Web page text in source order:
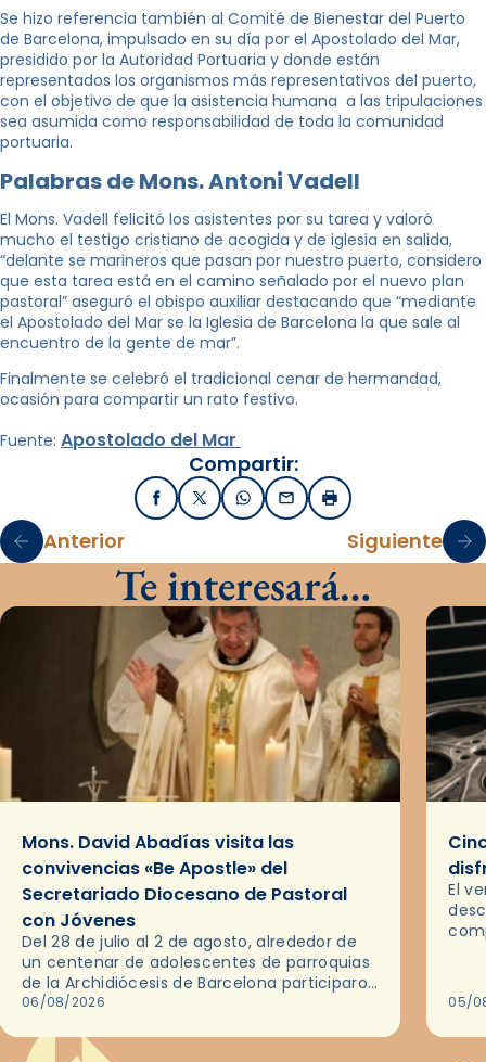
Se hizo referencia también al Comité de Bienestar del Puerto
de Barcelona, impulsado en su día por el Apostolado del Mar,
presidido por la Autoridad Portuaria y donde están
representados los organismos más representativos del puerto,
con el objetivo de que la asistencia humana a las tripulaciones
sea asumida como responsabilidad de toda la comunidad
portuaria.
Palabras de Mons. Antoni Vadell
El Mons. Vadell felicitó los asistentes por su tarea y valoró
mucho el testigo cristiano de acogida y de iglesia en salida,
“delante se marineros que pasan por nuestro puerto, considero
que esta tarea está en el camino señalado por el nuevo plan
pastoral” aseguró el obispo auxiliar destacando que “mediante
el Apostolado del Mar se la Iglesia de Barcelona la que sale al
encuentro de la gente de mar”.
Finalmente se celebró el tradicional cenar de hermandad,
ocasión para compartir un rato festivo.
Fuente: Apostolado del Mar
Compartir:
FacebookX / TwitterWhatsApp
EmailImprimir
Anterior Siguiente
Te interesará…
Mons. David Abadías visita las
convivencias «Be Apostle» del
Secretariado Diocesano de Pastoral
con Jóvenes
Del 28 de julio al 2 de agosto, alrededor de
un centenar de adolescentes de parroquias
de la Archidiócesis de Barcelona participaron
en las convivencias Be Apostle, organizadas
06/08/2026
El
05/